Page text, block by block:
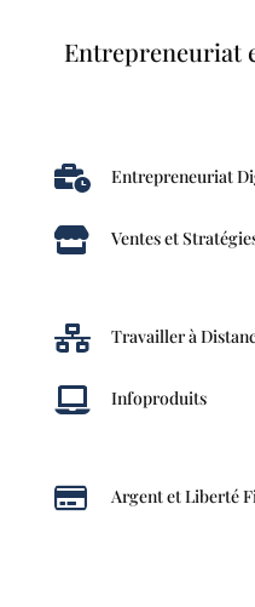
Entrepreneuriat
 Entrepreneuriat
 Ventes et
 Travailler à
 Infoproduits
 Argent et Liberté